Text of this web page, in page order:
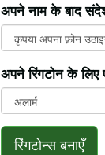
अपने नाम के बाद
अपने रिंगटोन के
रिंगटोन्स बनाएँ